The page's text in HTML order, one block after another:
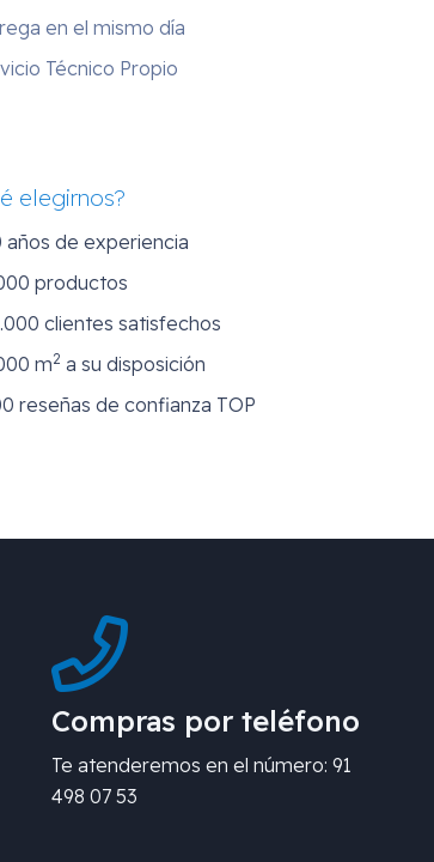
en el mismo día
Técnico Propio
elegirnos?
años de experiencia
productos
clientes satisfechos
m2 a su disposición
reseñas de confianza TOP
Compras por teléfono
Te atenderemos en el número: 91
498 07 53